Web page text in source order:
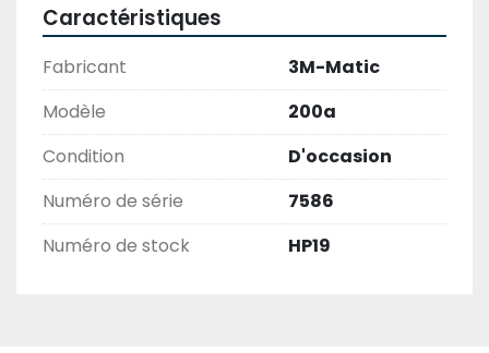
Caractéristiques
Fabricant
3M-Matic
Modèle
200a
Condition
D'occasion
Numéro de série
7586
Numéro de stock
HP19